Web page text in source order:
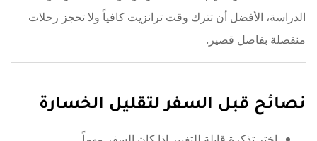
الدراسة، الأفضل أن تترك وقت ترانزيت كافياً ولا تحجز رحلات
منفصلة بفاصل قصير.
نصائح قبل السفر لتقليل الخسارة